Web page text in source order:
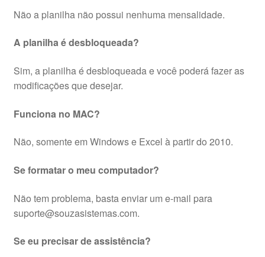
Não a planilha não possui nenhuma mensalidade.
A planilha é desbloqueada?
Sim, a planilha é desbloqueada e você poderá fazer as
modificações que desejar.
Funciona no MAC?
Não, somente em Windows e Excel à partir do 2010.
Se formatar o meu computador?
Não tem problema, basta enviar um e-mail para
suporte@souzasistemas.com.
Se eu precisar de assistência?